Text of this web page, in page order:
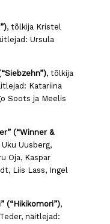
, tõlkija Kristel
Ursula
, tõlkija
Katariina
Soots ja Meelis
(“Winner &
Uusberg,
Oja, Kaspar
Liis Lass, Ingel
(“Hikikomori”),
näitlejad: